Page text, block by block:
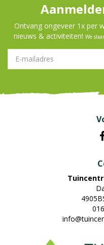
Ontvang ongeveer 1x per
nieuws & activiteiten! We